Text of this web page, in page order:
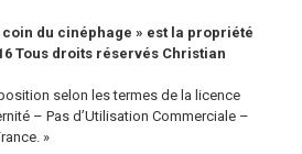
coin du cinéphage » est la propriété
Tous droits réservés Christian
selon les termes de la licence
– Pas d’Utilisation Commerciale –
»